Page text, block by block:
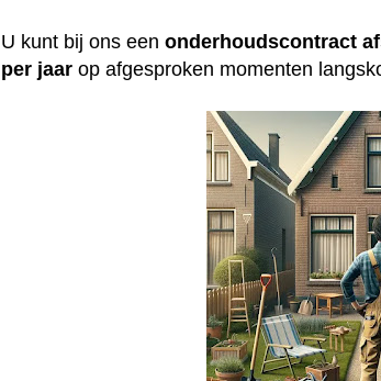
U kunt bij ons eenonderhoudscontract
per jaar op afgesproken momenten